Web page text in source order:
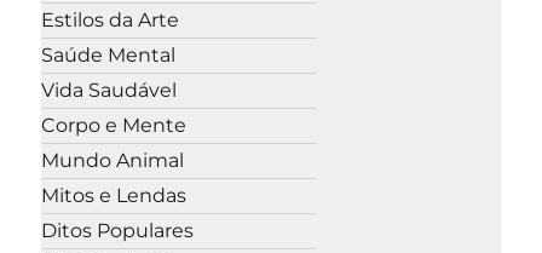
Estilos da Arte
Saúde Mental
Vida Saudável
Corpo e Mente
Mundo Animal
Mitos e Lendas
Ditos Populares